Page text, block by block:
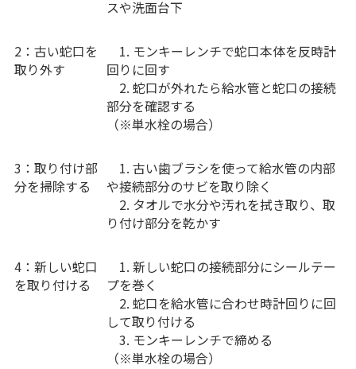
スや洗面台下
2：古い蛇口を
取り外す
1. モンキーレンチで蛇口本体を反時計
回りに回す
2. 蛇口が外れたら給水管と蛇口の接続
部分を確認する
（※単水栓の場合）
3：取り付け部
分を掃除する
1. 古い歯ブラシを使って給水管の内部
や接続部分のサビを取り除く
2. タオルで水分や汚れを拭き取り、取
り付け部分を乾かす
4：新しい蛇口
を取り付ける
1. 新しい蛇口の接続部分にシールテー
プを巻く
2. 蛇口を給水管に合わせ時計回りに回
して取り付ける
3. モンキーレンチで締める
（※単水栓の場合）